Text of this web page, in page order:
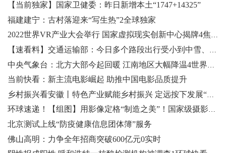
【当前独家】国家卫健委：昨日新增本土“1747+14325”
福建建宁：古村落迎来“写生热”2全球独家
2022世界VR产业大会举行 国家虚拟现实创新中心揭牌4焦点观察
【速看料】交通运输部：今日多个路段出行受小到中雪、雨夹雪或有雾天气影响
当前快看：新主流电影崛起 助推中国电影品质提升
环球速递！【组图】用影像定格“制造之美”！国家级摄影展在顺德开幕
北京测试上线“防疫健康信息团体簿”服务
佛山高明：力争全年招商突破600亿元0实时